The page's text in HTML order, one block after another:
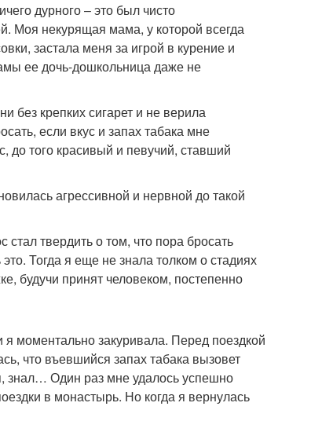
дурного – это был чисто
Моя некурящая мама, у которой всегда
застала меня за игрой в курение и
ее дочь-дошкольница даже не
без крепких сигарет и не верила
если вкус и запах табака мне
до того красивый и певучий, ставший
агрессивной и нервной до такой
твердить о том, что пора бросать
Тогда я еще не знала толком о стадиях
будучи принят человеком, постепенно
моментально закуривала. Перед поездкой
что въевшийся запах табака вызовет
знал… Один раз мне удалось успешно
в монастырь. Но когда я вернулась